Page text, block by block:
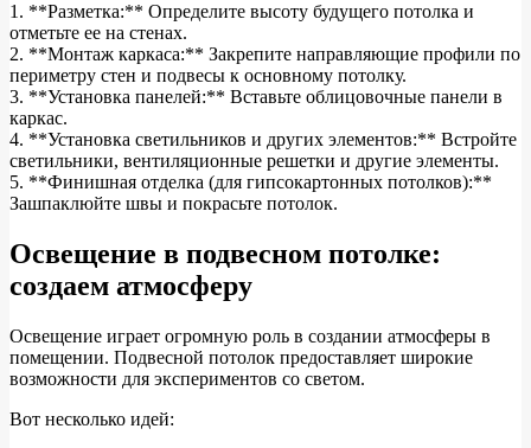
1. **Разметка:** Определите высоту будущего потолка и
отметьте ее на стенах.
2. **Монтаж каркаса:** Закрепите направляющие профили по
периметру стен и подвесы к основному потолку.
3. **Установка панелей:** Вставьте облицовочные панели в
каркас.
4. **Установка светильников и других элементов:** Встройте
светильники, вентиляционные решетки и другие элементы.
5. **Финишная отделка (для гипсокартонных потолков):**
Зашпаклюйте швы и покрасьте потолок.
Освещение в подвесном потолке:
создаем атмосферу
Освещение играет огромную роль в создании атмосферы в
помещении. Подвесной потолок предоставляет широкие
возможности для экспериментов со светом.
Вот несколько идей: